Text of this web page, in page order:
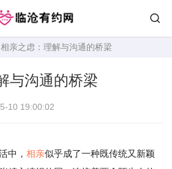
亲之虑：理解与沟通的桥梁
与沟通的桥梁
10 19:00:02
中， 相亲似乎成了一种既传统又新颖